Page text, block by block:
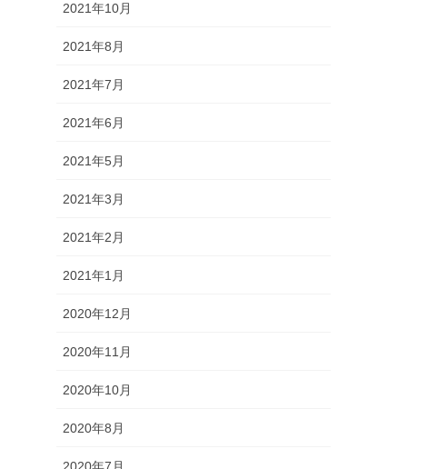
2021年10月
2021年8月
2021年7月
2021年6月
2021年5月
2021年3月
2021年2月
2021年1月
2020年12月
2020年11月
2020年10月
2020年8月